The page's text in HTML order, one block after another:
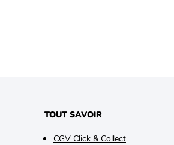
TOUT SAVOIR
CGV Click & Collect